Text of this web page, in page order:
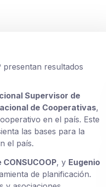
presentan resultados
Supervisor de
de Cooperativas,
en el país. Este
las bases para la
el país.
, y Eugenio
de planificación.